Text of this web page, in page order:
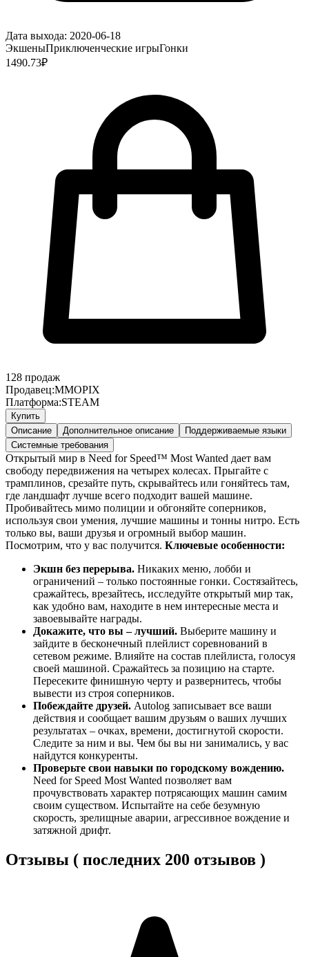
Дата выхода: 2020-06-18
ЭкшеныПриключенческие игрыГонки
1490.73₽
128 продаж
Продавец:MMOPIX
Платформа:STEAM
Купить
Описание
Дополнительное описание
Поддерживаемые языки
Системные требования
Открытый мир в Need for Speed™ Most Wanted дает вам
свободу передвижения на четырех колесах. Прыгайте с
трамплинов, срезайте путь, скрывайтесь или гоняйтесь там,
где ландшафт лучше всего подходит вашей машине.
Пробивайтесь мимо полиции и обгоняйте соперников,
используя свои умения, лучшие машины и тонны нитро. Есть
только вы, ваши друзья и огромный выбор машин.
Посмотрим, что у вас получится. Ключевые особенности:
Экшн без перерыва. Никаких меню, лобби и
ограничений – только постоянные гонки. Состязайтесь,
сражайтесь, врезайтесь, исследуйте открытый мир так,
как удобно вам, находите в нем интересные места и
завоевывайте награды.
Докажите, что вы – лучший. Выберите машину и
зайдите в бесконечный плейлист соревнований в
сетевом режиме. Влияйте на состав плейлиста, голосуя
своей машиной. Сражайтесь за позицию на старте.
Пересеките финишную черту и развернитесь, чтобы
вывести из строя соперников.
Побеждайте друзей. Autolog записывает все ваши
действия и сообщает вашим друзьям о ваших лучших
результатах – очках, времени, достигнутой скорости.
Следите за ним и вы. Чем бы вы ни занимались, у вас
найдутся конкуренты.
Проверьте свои навыки по городскому вождению.
Need for Speed Most Wanted позволяет вам
прочувствовать характер потрясающих машин самим
своим существом. Испытайте на себе безумную
скорость, зрелищные аварии, агрессивное вождение и
затяжной дрифт.
Отзывы ( последних 200 отзывов )